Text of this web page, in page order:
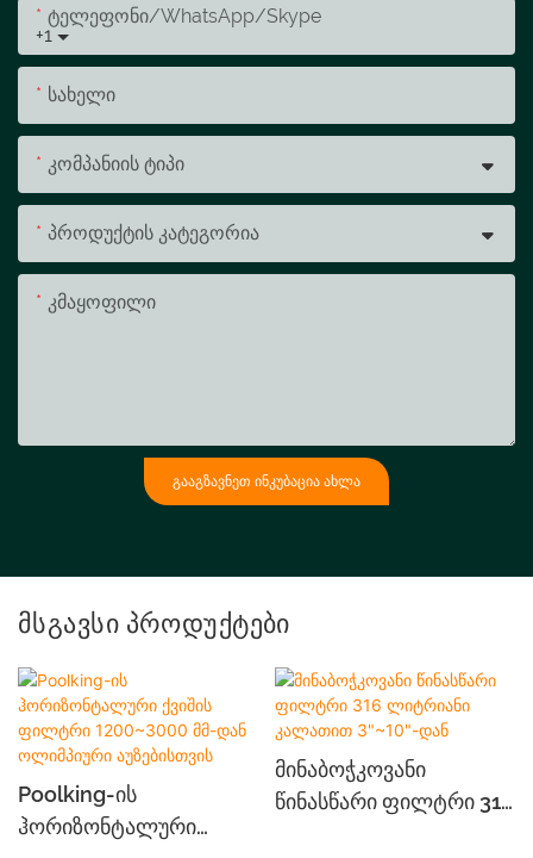
+1
Ტელეფონი/WhatsApp/Skype
Სახელი
Კომპანიის Ტიპი
Პროდუქტის Კატეგორია
Კმაყოფილი
ᲒᲐᲐᲒᲖᲐᲕᲜᲔᲗ ᲘᲜᲙᲣᲑᲐᲪᲘᲐ ᲐᲮᲚᲐ
Მსგავსი Პროდუქტები
Poolking-Ის
Ჰორიზონტალური
Მინაბოჭკოვანი
Წინასწარი Ფილტრი 316